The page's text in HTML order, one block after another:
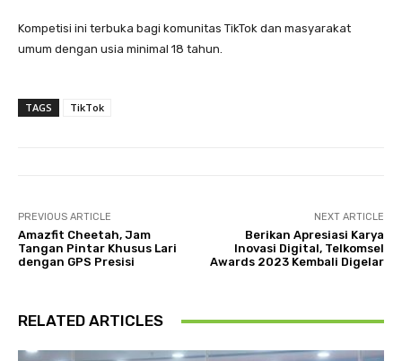
Kompetisi ini terbuka bagi komunitas TikTok dan masyarakat
umum dengan usia minimal 18 tahun.
TAGS TikTok
PREVIOUS ARTICLE
Amazfit Cheetah, Jam
Tangan Pintar Khusus Lari
dengan GPS Presisi
NEXT ARTICLE
Berikan Apresiasi Karya
Inovasi Digital, Telkomsel
Awards 2023 Kembali Digelar
RELATED ARTICLES